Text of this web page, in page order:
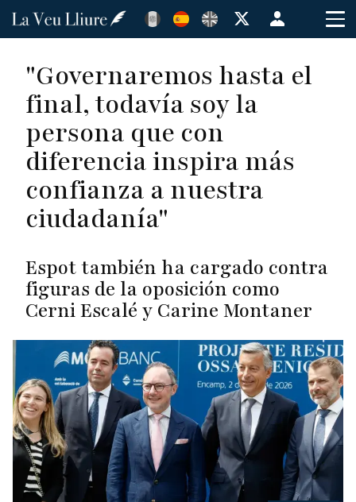
Pasar
principal
Menú
de
cuenta
de
"Governaremos hasta el
final, todavía soy la
persona que con
diferencia inspira más
confianza a nuestra
ciudadanía"
Espot también ha cargado contra
figuras de la oposición como
Cerni Escalé y Carine Montaner